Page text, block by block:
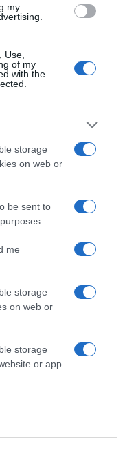
my
Use,
of my
with the
storage
on web or
be sent to
me
storage
on web or
storage
or app.
a házasságukról
férfit választ